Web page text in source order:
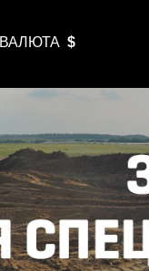
ВАЛЮТА $